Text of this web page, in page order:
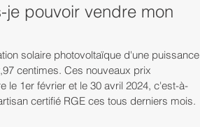
pouvoir vendre mon
solaire photovoltaïque d'une puissance
centimes. Ces nouveaux prix
le 1er février et le 30 avril 2024, c'est-à-
certifié RGE ces tous derniers mois.